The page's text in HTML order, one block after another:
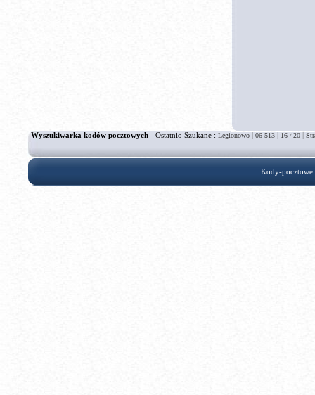
Wyszukiwarka kodów pocztowych - Ostatnio Szukane : Legionowo|06-513|16-420|
Kody-